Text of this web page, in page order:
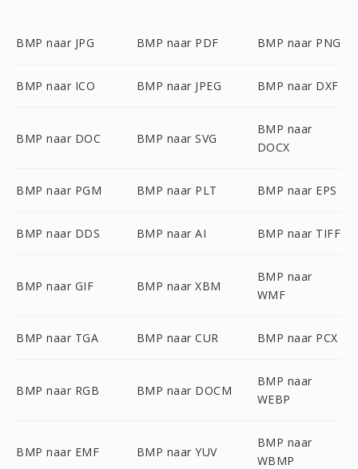
BMP naar JPG BMP naar PDF BMP naar PNG
BMP naar ICO BMP naar JPEG BMP naar DXF
BMP naar DOC BMP naar SVG
BMP naar
DOCX
BMP naar PGM BMP naar PLT BMP naar EPS
BMP naar DDS BMP naar AI BMP naar TIFF
BMP naar GIF BMP naar XBM
BMP naar
WMF
BMP naar TGA BMP naar CUR BMP naar PCX
BMP naar RGB BMP naar DOCM
BMP naar
WEBP
BMP naar EMF BMP naar YUV
BMP naar
WBMP